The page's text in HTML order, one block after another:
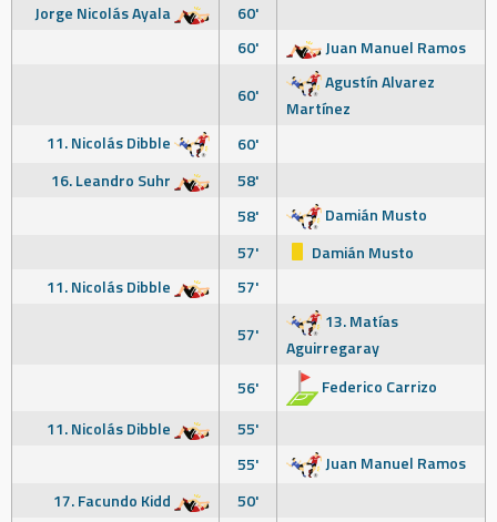
Jorge Nicolás Ayala
60'
60'
Juan Manuel Ramos
60'
Agustín Alvarez
Martínez
11. Nicolás Dibble
60'
16. Leandro Suhr
58'
58'
Damián Musto
57'
Damián Musto
11. Nicolás Dibble
57'
57'
13. Matías
Aguirregaray
56'
Federico Carrizo
11. Nicolás Dibble
55'
55'
Juan Manuel Ramos
17. Facundo Kidd
50'